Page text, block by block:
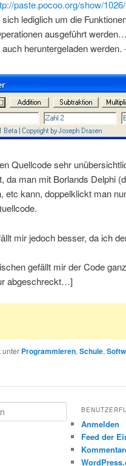
paste.pocoo.org/show/1026/
lediglich um die
ausgeführt
auch heruntergeladen werden.
Quellcode sehr
da man mit Borlands Delphi
etc kann, doppelklickt man
mir jedoch besser, da ich
gefällt mir der Code
abgeschreckt…]
unter Programmieren,Schule,
Anmelden
Feed der